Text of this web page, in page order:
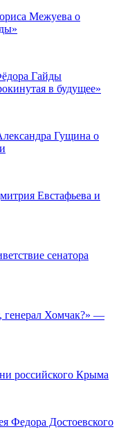
Межуева о
Гайды
в будущее»
Гущина о
Евстафьева и
сенатора
генерал Хомчак?» —
российского Крыма
Федора Достоевского